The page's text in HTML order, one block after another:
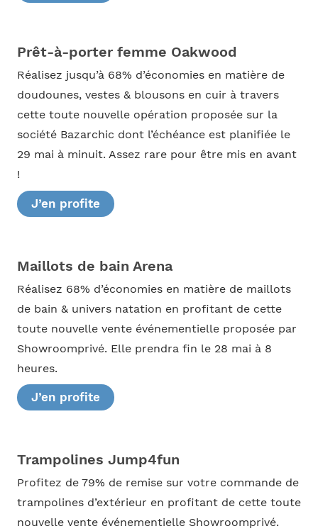
Prêt-à-porter femme Oakwood
Réalisez jusqu’à 68% d’économies en matière de
doudounes, vestes & blousons en cuir à travers
cette toute nouvelle opération proposée sur la
société Bazarchic dont l’échéance est planifiée le
29 mai à minuit. Assez rare pour être mis en avant
!
J’en profite
Maillots de bain Arena
Réalisez 68% d’économies en matière de maillots
de bain & univers natation en profitant de cette
toute nouvelle vente événementielle proposée par
Showroomprivé. Elle prendra fin le 28 mai à 8
heures.
J’en profite
Trampolines Jump4fun
Profitez de 79% de remise sur votre commande de
trampolines d’extérieur en profitant de cette toute
nouvelle vente événementielle Showroomprivé.